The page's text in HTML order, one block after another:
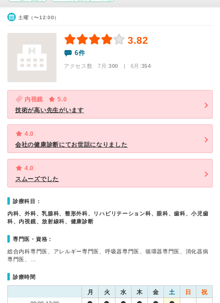
土曜（〜12:00）
3.82
6件
アクセス数 7月:300 | 6月:354
内視鏡
5.0
技術が高い先生がいます
4.0
会社の健康診断にてお世話になりました
4.0
スムーズでした
診療科目：
内科、外科、乳腺科、整形外科、リハビリテーション科、眼科、歯科、小児歯
科、内視鏡、放射線科、健康診断
専門医・資格：
総合内科専門医、アレルギー専門医、呼吸器専門医、循環器専門医、消化器病
専門医、…
診療時間
月 火 水 木 金 土 日 祝